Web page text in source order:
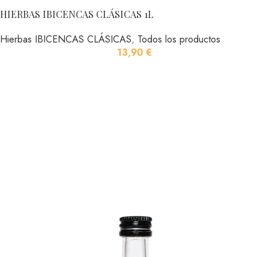
HIERBAS IBICENCAS CLÁSICAS 1L
Hierbas IBICENCAS CLÁSICAS, Todos los productos
13,90 €